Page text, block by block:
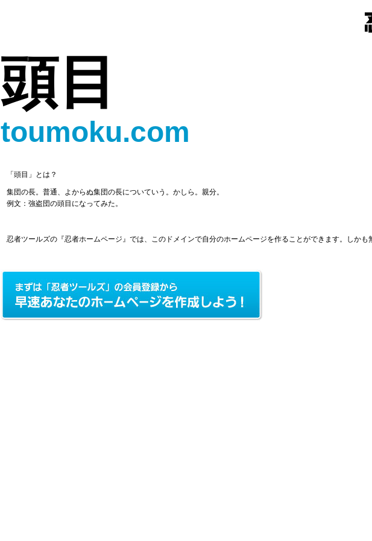
頭目
toumoku.com
「頭目」とは？
集団の長。普通、よからぬ集団の長についていう。かしら。親分。
例文：強盗団の頭目になってみた。
忍者ツールズの『忍者ホームページ』では、このドメインで自分のホームページを作ることができます。しかも